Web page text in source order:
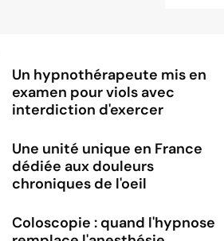
Un hypnothérapeute mis en
examen pour viols avec
interdiction d'exercer
Une unité unique en France
dédiée aux douleurs
chroniques de l'oeil
Coloscopie : quand l'hypnose